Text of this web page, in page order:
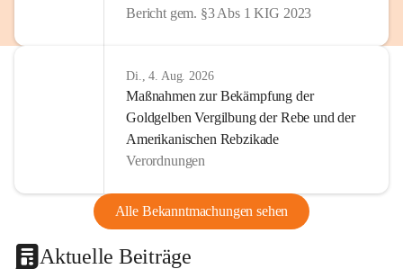
Bericht gem. §3 Abs 1 KIG 2023
Di., 4. Aug. 2026
Maßnahmen zur Bekämpfung der
Goldgelben Vergilbung der Rebe und der
Amerikanischen Rebzikade
Verordnungen
Alle Bekanntmachungen sehen
Aktuelle Beiträge